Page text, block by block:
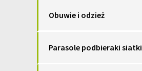
Obuwie i odzież
Parasole podbieraki siatki